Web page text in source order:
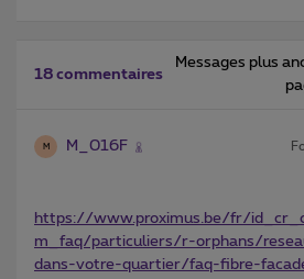
18 commentaires
Messages plus
M M_016F
https://www.proximus.be/fr/
m_faq/particuliers/r-orphans/
dans-votre-quartier/faq-fibre-